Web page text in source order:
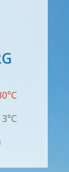
°C
°C